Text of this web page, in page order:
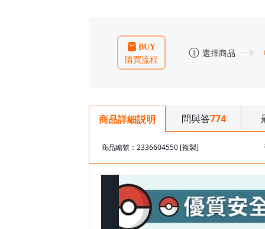
商品詳細説明 問與答774
商品編號：2336604550 [複製]